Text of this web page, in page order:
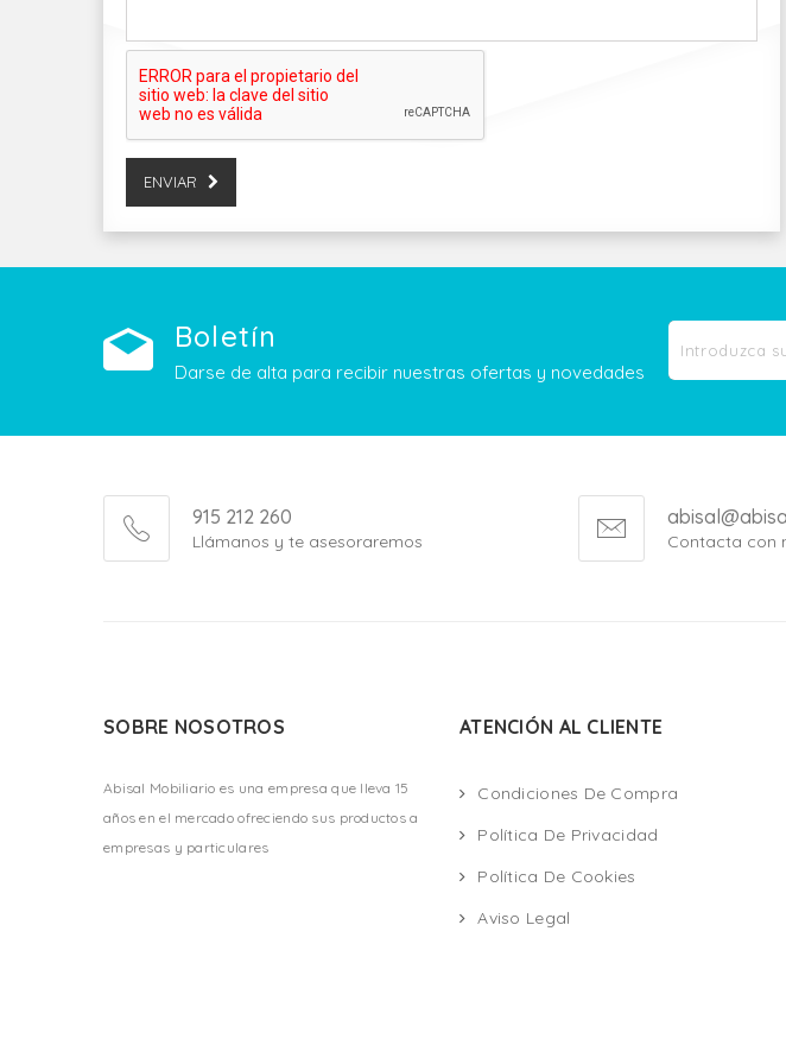
ENVIAR
Boletín
Darse de alta para recibir nuestras ofertas y novedades
915 212 260
Llámanos y te asesoraremos Contacta con
SOBRE NOSOTROS
Abisal Mobiliario es una empresa que lleva 15
años en el mercado ofreciendo sus productos a
empresas y particulares
ATENCIÓN AL CLIENTE
Condiciones De Compra
Política De Privacidad
Política De Cookies
Aviso Legal